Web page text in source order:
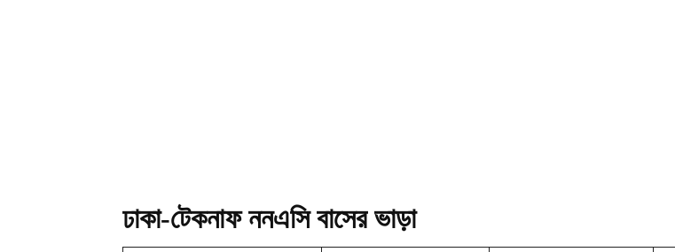
ঢাকা-টেকনাফ ননএসি বাসের ভাড়া